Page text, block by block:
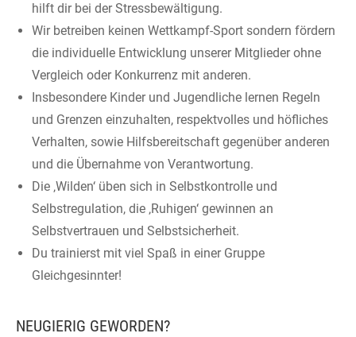
hilft dir bei der Stressbewältigung.
Wir betreiben keinen Wettkampf-Sport sondern fördern
die individuelle Entwicklung unserer Mitglieder ohne
Vergleich oder Konkurrenz mit anderen.
Insbesondere Kinder und Jugendliche lernen Regeln
und Grenzen einzuhalten, respektvolles und höfliches
Verhalten, sowie Hilfsbereitschaft gegenüber anderen
und die Übernahme von Verantwortung.
Die ‚Wilden‘ üben sich in Selbstkontrolle und
Selbstregulation, die ‚Ruhigen‘ gewinnen an
Selbstvertrauen und Selbstsicherheit.
Du trainierst mit viel Spaß in einer Gruppe
Gleichgesinnter!
NEUGIERIG GEWORDEN?